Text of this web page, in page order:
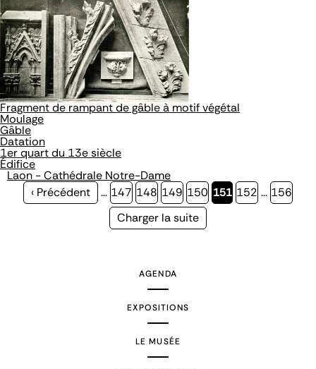
Fragment de rampant de gâble à motif végétal
Moulage
Gâble
Datation
1er quart du 13e siècle
Édifice
Laon - Cathédrale Notre-Dame
Page
‹ Précédent … Page
147 Page
148 Page
149 Page
150 Page
151 Page
152 … Page
156
Page
Charger la suite
AGENDA
EXPOSITIONS
LE MUSÉE